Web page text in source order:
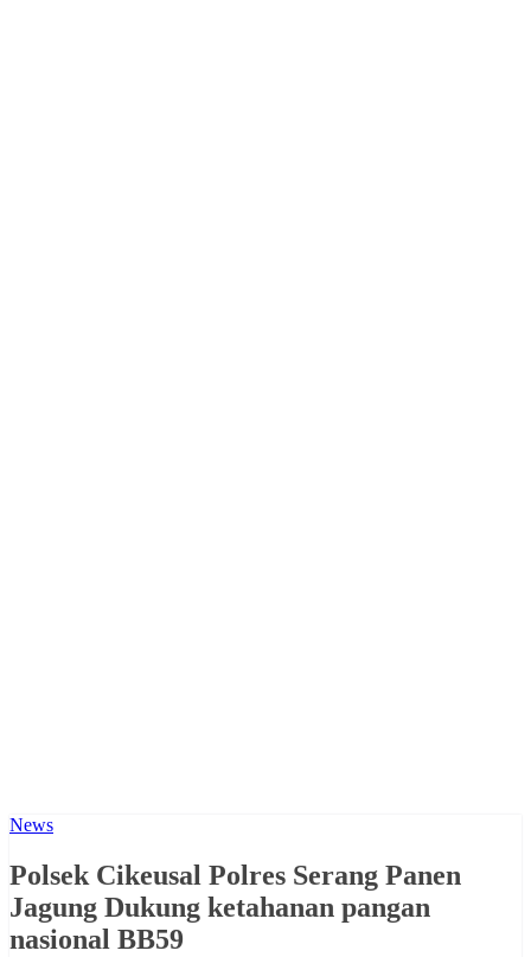
News
Polsek Cikeusal Polres Serang Panen
Jagung Dukung ketahanan pangan
nasional BB59